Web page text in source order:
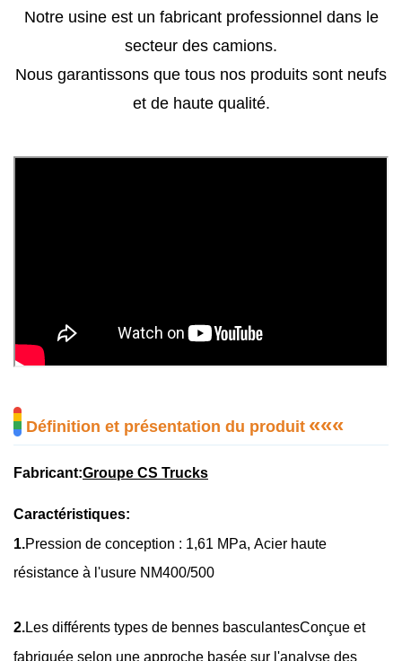
Notre usine est un fabricant professionnel dans le
secteur des camions.
Nous garantissons que tous nos produits sont neufs
et de haute qualité.
Définition et présentation du produit «««
Fabricant:Groupe CS Trucks
Caractéristiques:
1.Pression de conception : 1,61 MPa, Acier haute
résistance à l'usure NM400/500
2.Les différents types de bennes basculantesConçue et
fabriquée selon une approche basée sur l'analyse des